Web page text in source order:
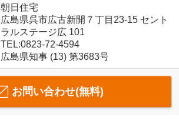
朝日住宅
広島県呉市広古新開７丁目23-15 セント
ラルステージ広 101
TEL:0823-72-4594
広島県知事 (13) 第3683号
お問い合わせ(無料)